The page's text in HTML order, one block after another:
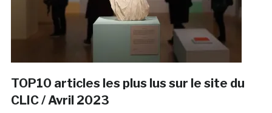
TOP10 articles les plus lus sur le site du
CLIC / Avril 2023